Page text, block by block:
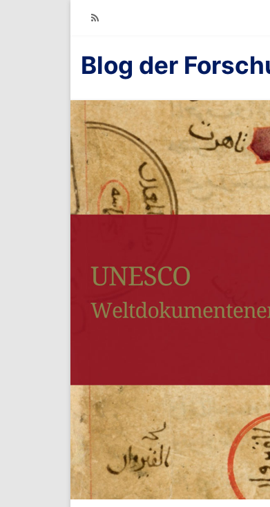
RSS
Blog der